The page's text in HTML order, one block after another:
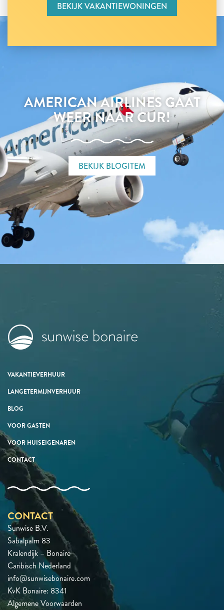
BEKIJK VAKANTIEWONINGEN
AMERICAN AIRLINES GAAT
WEER NAAR CUR!
BEKIJK BLOGITEM
VAKANTIEVERHUUR
LANGETERMIJNVERHUUR
BLOG
VOOR GASTEN
VOOR HUISEIGENAREN
CONTACT
CONTACT
Sunwise B.V.
Sabalpalm 83
Kralendijk – Bonaire
Caribisch Nederland
info@sunwisebonaire.com
KvK Bonaire: 8341
Algemene Voorwaarden